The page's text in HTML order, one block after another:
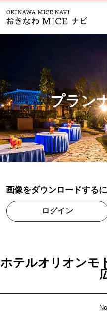
プラン
画像をダウンロードする
ログイン
ホテルオリオンモ